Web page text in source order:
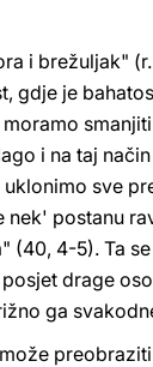
i brežuljak"
gdje je
i na taj
sve
nek' postanu
(40, 4-5). Ta
drage
ga